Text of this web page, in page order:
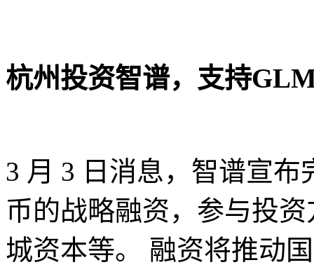
杭州投资智谱，支持
3 月 3 日消息，智谱宣
币的战略融资，参与投
城资本等。 融资将推动